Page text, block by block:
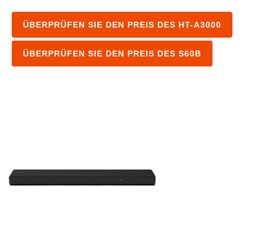
ÜBERPRÜFEN SIE DEN PREIS DES HT-A3000
ÜBERPRÜFEN SIE DEN PREIS DES S60B